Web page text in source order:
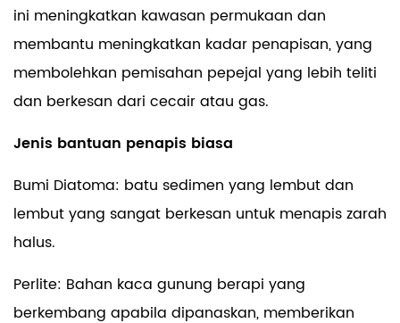
ini meningkatkan kawasan permukaan dan
membantu meningkatkan kadar penapisan, yang
membolehkan pemisahan pepejal yang lebih teliti
dan berkesan dari cecair atau gas.
Jenis bantuan penapis biasa
Bumi Diatoma: batu sedimen yang lembut dan
lembut yang sangat berkesan untuk menapis zarah
halus.
Perlite: Bahan kaca gunung berapi yang
berkembang apabila dipanaskan, memberikan